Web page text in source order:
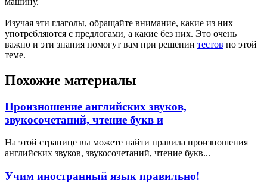
Изучая эти глаголы, обращайте внимание, какие из них
употребляются с предлогами, а какие без них. Это очень
важно и эти знания помогут вам при решении тестов по этой
теме.
Похожие материалы
Произношение английских звуков,
звукосочетаний, чтение букв и
На этой странице вы можете найти правила произношения
английских звуков, звукосочетаний, чтение букв...
Учим иностранный язык правильно!